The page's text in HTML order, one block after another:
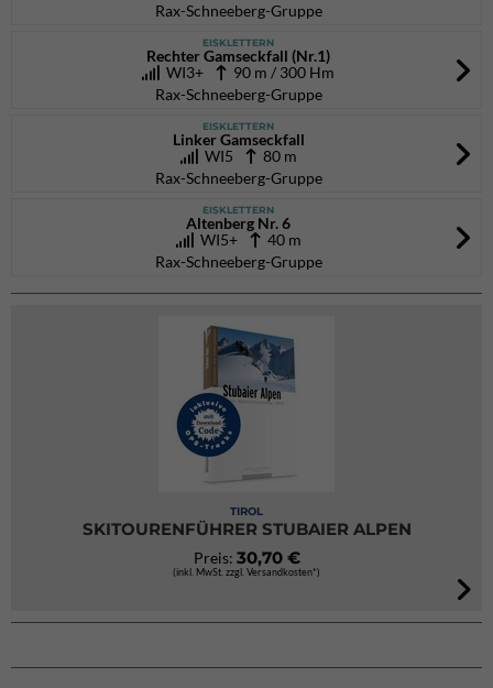
Rax-Schneeberg-Gruppe
EISKLETTERN
Rechter Gamseckfall (Nr.1)
WI3+
90 m / 300 Hm
Rax-Schneeberg-Gruppe
EISKLETTERN
Linker Gamseckfall
WI5 80 m
Rax-Schneeberg-Gruppe
EISKLETTERN
Altenberg Nr. 6
WI5+ 40 m
Rax-Schneeberg-Gruppe
TIROL
SKITOURENFÜHRER STUBAIER ALPEN
Preis: 30,70 €
(inkl. MwSt. zzgl. Versandkosten*)